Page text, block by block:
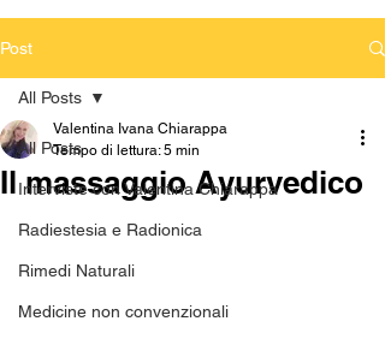
Post
All Posts
Interviste con Valentina Chiarappa
Radiestesia e Radionica
Rimedi Naturali
Medicine non convenzionali
All Posts
Il massaggio Ayurvedico
Valentina Ivana Chiarappa
Tempo di lettura: 5 min